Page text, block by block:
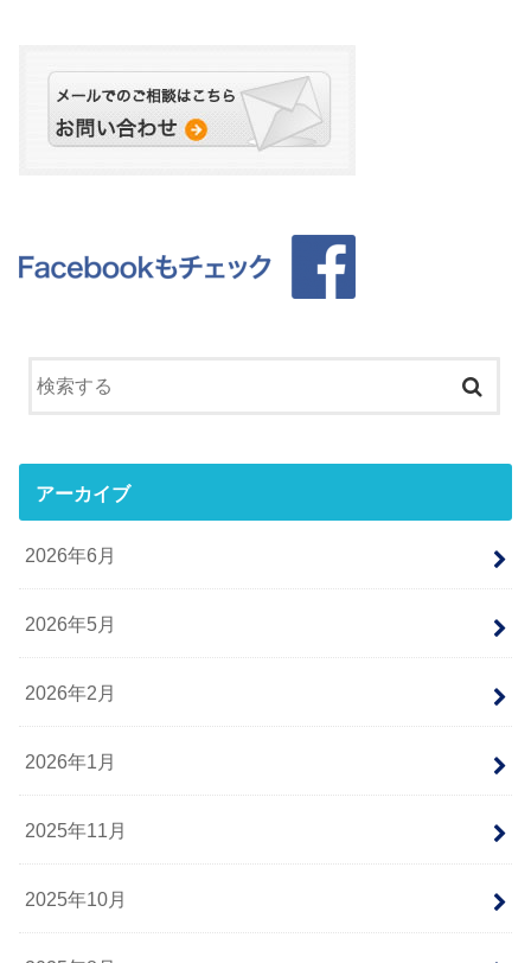
アーカイブ
2026年6月
2026年5月
2026年2月
2026年1月
2025年11月
2025年10月